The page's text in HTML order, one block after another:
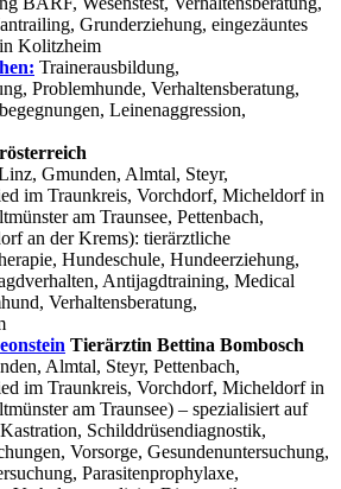
Grunderziehung, eingezäuntes
Kolitzheim
Trainerausbildung,
Problemhunde, Verhaltensberatung,
Leinenaggression,
Gmunden, Almtal, Steyr,
im Traunkreis, Vorchdorf, Micheldorf in
am Traunsee, Pettenbach,
an der Krems): tierärztliche
Hundeschule, Hundeerziehung,
Antijagdtraining, Medical
Verhaltensberatung,
Tierärztin Bettina Bombosch
Almtal, Steyr, Pettenbach,
im Traunkreis, Vorchdorf, Micheldorf in
am Traunsee) – spezialisiert auf
Schilddrüsendiagnostik,
Vorsorge, Gesundenuntersuchung,
Parasitenprophylaxe,